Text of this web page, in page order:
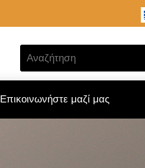
Επικοινωνήστε μαζί μας